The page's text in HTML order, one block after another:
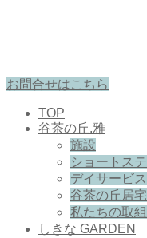
お問合せはこちら
TOP
谷茶の丘.雅
施設
ショートス
デイサービ
谷茶の丘居
私たちの取
しきな GARDEN